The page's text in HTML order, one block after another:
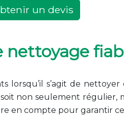
un devis
lorsqu’il s’agit de nettoyer
non seulement régulier,
en compte pour garantir